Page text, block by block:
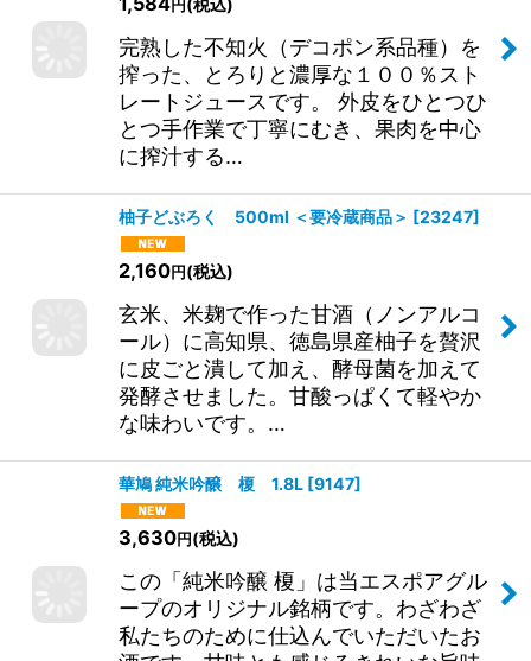
1,584円(税込)
完熟した不知火（デコポン系品種）を
搾った、とろりと濃厚な１００％スト
レートジュースです。 外皮をひとつひ
とつ手作業で丁寧にむき、果肉を中心
に搾汁する…
柚子どぶろく 500ml ＜要冷蔵商品＞[23247]
2,160円 (税込)
玄米、米麹で作った甘酒（ノンアルコ
ール）に高知県、徳島県産柚子を贅沢
に皮ごと潰して加え、酵母菌を加えて
発酵させました。甘酸っぱくて軽やか
な味わいです。…
華鳩 純米吟醸 榎 1.8L 9147]
3,630円(税込)